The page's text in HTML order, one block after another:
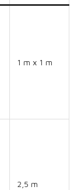
1 m x 1 m
2,5 m